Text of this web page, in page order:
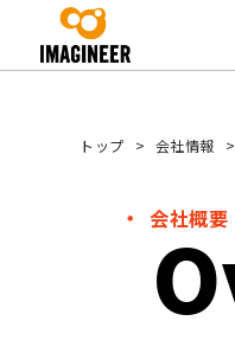
トップ 会社情報
会社概要